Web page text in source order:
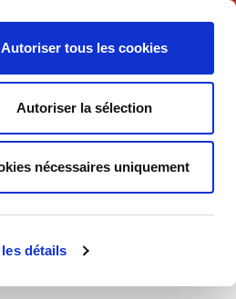
détails
Autoriser tous les cookies
Autoriser la sélection
nécessaires uniquement